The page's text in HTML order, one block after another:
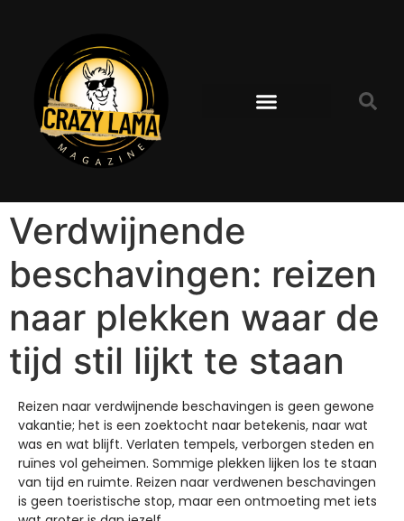
Verdwijnende
beschavingen: reizen
naar plekken waar de
tijd stil lijkt te staan
Reizen naar verdwijnende beschavingen is geen gewone
vakantie; het is een zoektocht naar betekenis, naar wat
was en wat blijft. Verlaten tempels, verborgen steden en
ruïnes vol geheimen. Sommige plekken lijken los te staan
van tijd en ruimte. Reizen naar verdwenen beschavingen
is geen toeristische stop, maar een ontmoeting met iets